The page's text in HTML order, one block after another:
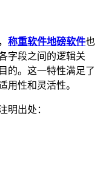
称重软件地磅软件也
字段之间的逻辑关
的。这一特性满足了
用性和灵活性。
明出处：